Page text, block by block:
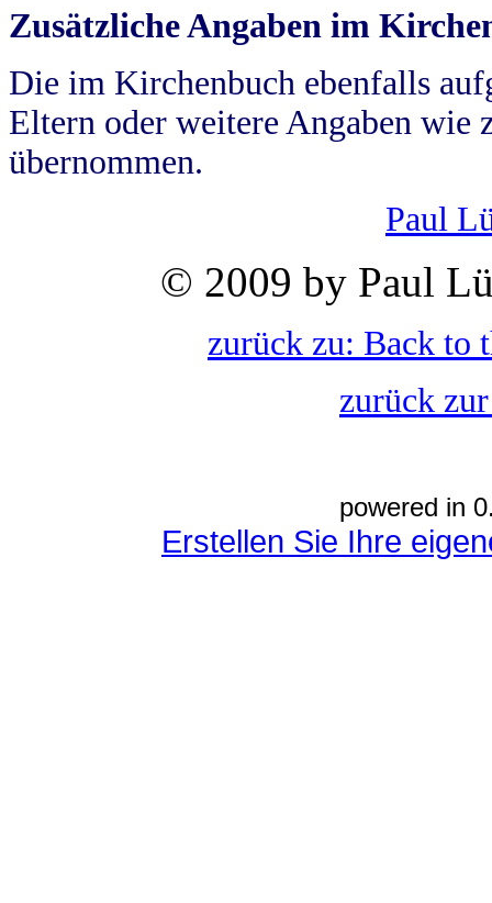
Zusätzliche Angaben im
Die im Kirchenbuch ebenfalls
Eltern oder weitere Angaben wie
übernommen.
Paul
© 2009 by Paul
zurück zu: Back to
zurück
powered in
Erstellen Sie Ihre